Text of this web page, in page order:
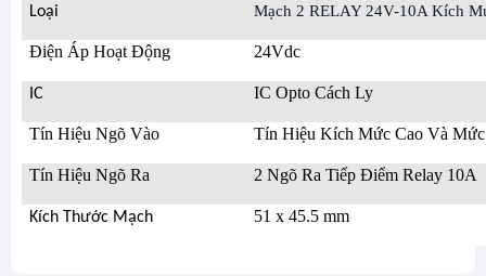
Loại Mạch 2 RELAY 24V-10A Kích
Điện Áp Hoạt Động 24Vdc
IC IC Opto Cách Ly
Tín Hiệu Ngõ Vào Tín Hiệu Kích Mức Cao Và
Tín Hiệu Ngõ Ra 2 Ngõ Ra Tiếp Điểm Relay 10A
Kích Thước Mạch 51 x 45.5 mm